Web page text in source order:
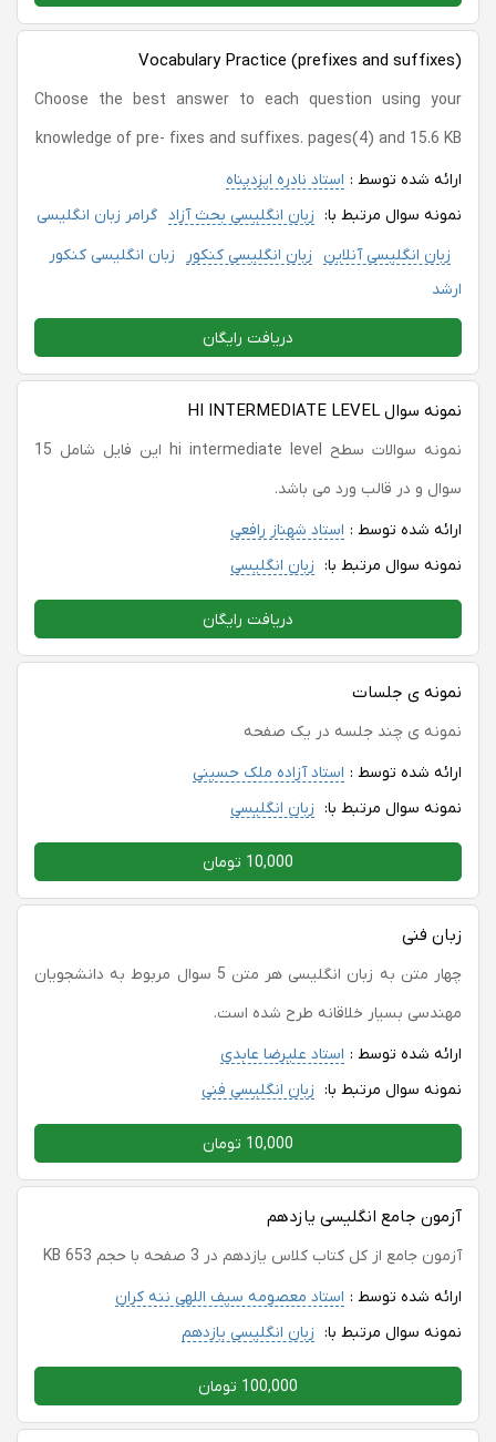
Vocabulary Practice (prefixes and suffixes)
Choose the best answer to each question using your
knowledge of pre- fixes and suffixes. pages(4) and 15.6 KB
ارائه شده توسط : استاد نادره ایزدپناه
نمونه سوال مرتبط با: زبان انگلیسی بحث آزاد گرامر زبان انگلیسی
زبان انگلیسی آنلاین
زبان انگلیسی کنکور
زبان انگلیسی کنکور
ارشد
دریافت رایگان
نمونه سوال HI INTERMEDIATE LEVEL
نمونه سوالات سطح hi intermediate level این فایل شامل 15
سوال و در قالب ورد می باشد.
ارائه شده توسط : استاد شهناز رافعی
نمونه سوال مرتبط با: زبان انگلیسی
دریافت رایگان
نمونه ی جلسات
نمونه ی چند جلسه در یک صفحه
ارائه شده توسط : استاد آزاده ملک حسینی
نمونه سوال مرتبط با: زبان انگلیسی
10,000 تومان
زبان فنی
چهار متن به زبان انگلیسی هر متن 5 سوال مربوط به دانشجویان
مهندسی بسیار خلاقانه طرح شده است.
ارائه شده توسط : استاد علیرضا عابدی
نمونه سوال مرتبط با: زبان انگلیسی فنی
10,000 تومان
آزمون جامع انگلیسی یازدهم
آزمون جامع از کل کتاب کلاس یازدهم در 3 صفحه با حجم 653 KB
ارائه شده توسط : استاد معصومه سیف اللهی ننه کران
نمونه سوال مرتبط با: زبان انگلیسی یازدهم
100,000 تومان